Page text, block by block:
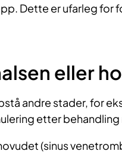
Dette er ufarleg for
eller
andre stader, for
etter
(sinus